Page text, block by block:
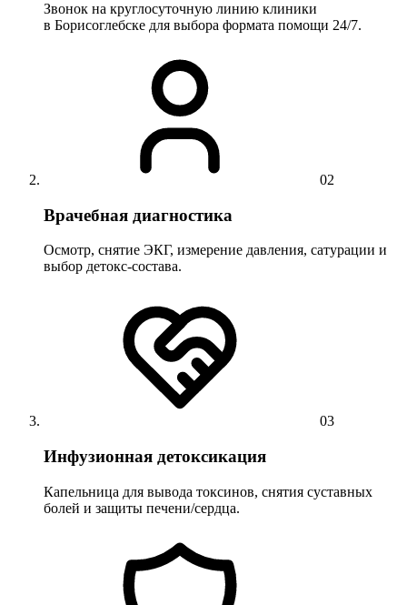
Звонок на круглосуточную линию клиники
в Борисоглебске для выбора формата помощи 24/7.
02
Врачебная диагностика
Осмотр, снятие ЭКГ, измерение давления, сатурации и
выбор детокс-состава.
03
Инфузионная детоксикация
Капельница для вывода токсинов, снятия суставных
болей и защиты печени/сердца.